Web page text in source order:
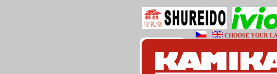
CHOOSE YOUR